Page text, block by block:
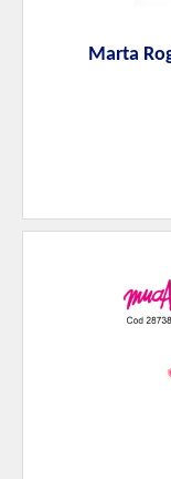
Marta